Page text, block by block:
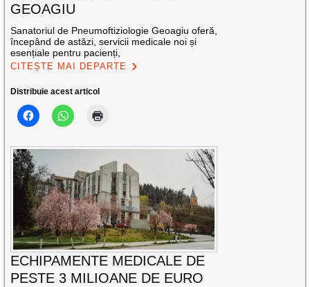
GEOAGIU
Sanatoriul de Pneumoftiziologie Geoagiu oferă,
începând de astăzi, servicii medicale noi și
esențiale pentru pacienți,
CITEȘTE MAI DEPARTE
Distribuie acest articol
ECHIPAMENTE MEDICALE DE
PESTE 3 MILIOANE DE EURO